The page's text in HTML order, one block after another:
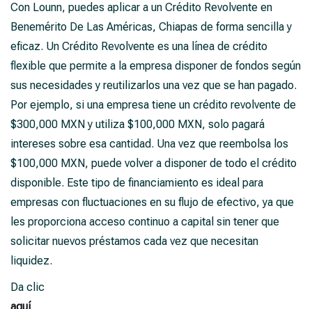
Con Lounn, puedes aplicar a un Crédito Revolvente en
Benemérito De Las Américas, Chiapas de forma sencilla y
eficaz. Un Crédito Revolvente es una línea de crédito
flexible que permite a la empresa disponer de fondos según
sus necesidades y reutilizarlos una vez que se han pagado.
Por ejemplo, si una empresa tiene un crédito revolvente de
$300,000 MXN y utiliza $100,000 MXN, solo pagará
intereses sobre esa cantidad. Una vez que reembolsa los
$100,000 MXN, puede volver a disponer de todo el crédito
disponible. Este tipo de financiamiento es ideal para
empresas con fluctuaciones en su flujo de efectivo, ya que
les proporciona acceso continuo a capital sin tener que
solicitar nuevos préstamos cada vez que necesitan
liquidez.
Da clic